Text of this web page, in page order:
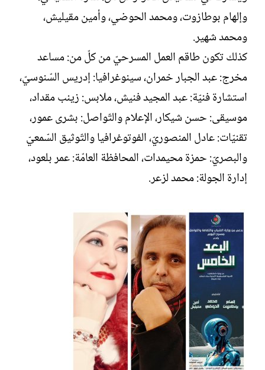
وإلهام بوطازوت، ومحمد الحوضي، وأمين مقيليش،
ومحمد شهير.
كذلك تكون طاقم العمل المسرحيّ من كلّ من: مساعد
مخرج: عبد الجبار خمران، سينوغرافيا: إدريس السّنوسيّ،
استشارة فنيّة: عبد المجيد فنيش، ملابس: زينب مقداد،
موسيقى: حسن شيكار، الإعلام والتّواصل: بشرى عمور،
تقنيّات: عادل المنصوريّ، الفوتوغرافيا والتّوثيق السّمعيّ
والبصريّ: حمزة محيمدات، المحافظة العامّة: عمر بلعود،
إدارة الجولة: محمد لزعر.